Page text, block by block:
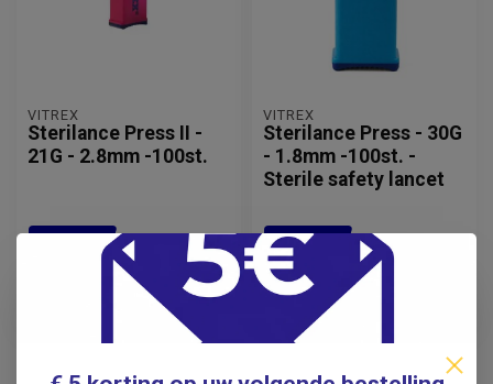
VITREX
Sterilance Press II -
21G - 2.8mm -100st.
Incl. btw
Excl. btw
VITREX
Sterilance Press - 30G
- 1.8mm -100st. -
Sterile safety lancet
13,95 Incl. btw
12,80
Op voorraad